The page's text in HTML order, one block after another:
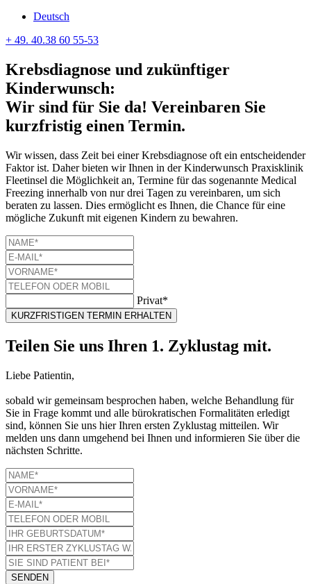
Deutsch
+ 49. 40.38 60 55-53
Krebsdiagnose und zukünftiger
Kinderwunsch:
Wir sind für Sie da! Vereinbaren Sie
kurzfristig einen Termin.
Wir wissen, dass Zeit bei einer Krebsdiagnose oft ein entscheidender
Faktor ist. Daher bieten wir Ihnen in der Kinderwunsch Praxisklinik
Fleetinsel die Möglichkeit an, Termine für das sogenannte Medical
Freezing innerhalb von nur drei Tagen zu vereinbaren, um sich
beraten zu lassen. Dies ermöglicht es Ihnen, die Chance für eine
mögliche Zukunft mit eigenen Kindern zu bewahren.
Privat*
KURZFRISTIGEN TERMIN ERHALTEN
Teilen Sie uns Ihren 1. Zyklustag mit.
Liebe Patientin,
sobald wir gemeinsam besprochen haben, welche Behandlung für
Sie in Frage kommt und alle bürokratischen Formalitäten erledigt
sind, können Sie uns hier Ihren ersten Zyklustag mitteilen. Wir
melden uns dann umgehend bei Ihnen und informieren Sie über die
nächsten Schritte.
SENDEN